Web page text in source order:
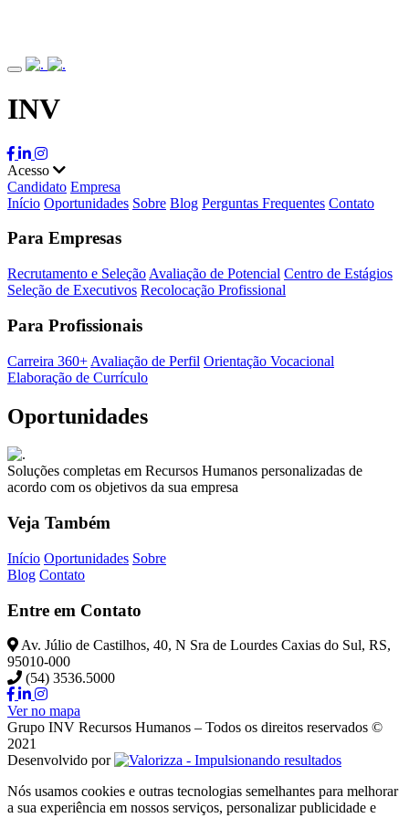
INV
Acesso
Candidato Empresa
Início Oportunidades Sobre Blog Perguntas Frequentes Contato
Para Empresas
Recrutamento e Seleção Avaliação de Potencial Centro de Estágios
Seleção de Executivos Recolocação Profissional
Para Profissionais
Carreira 360+ Avaliação de Perfil Orientação Vocacional
Elaboração de Currículo
Oportunidades
Soluções completas em Recursos Humanos personalizadas de
acordo com os objetivos da sua empresa
Veja Também
Início Oportunidades Sobre
Blog Contato
Entre em Contato
Av. Júlio de Castilhos, 40, N Sra de Lourdes Caxias do Sul, RS,
95010-000
(54) 3536.5000
Ver no mapa
Grupo INV Recursos Humanos – Todos os direitos reservados ©
2021
Desenvolvido por
Nós usamos cookies e outras tecnologias semelhantes para melhorar
a sua experiência em nossos serviços, personalizar publicidade e